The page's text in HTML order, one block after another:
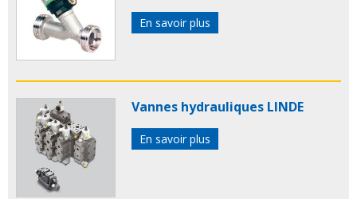
En savoir plus
Vannes hydrauliques LINDE
En savoir plus